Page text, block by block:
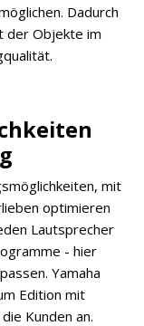
Dadurch
der Objekte im
mit
optimieren
Lautsprecher
- hier
Yamaha
Edition mit
Kunden an.